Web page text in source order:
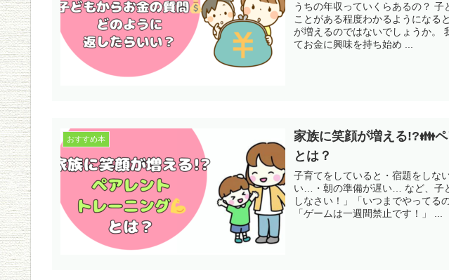
うちの年収っていくらあるの？
ことがある程度わかるようになる
が増えるのではないでしょうか。
てお金に興味を持ち始め ...
おすすめ本
家族に笑顔が増える!?👪
とは？
子育てをしていると・宿題をしな
い…・朝の準備が遅い… など、子
しなさい！」「いつまでやってる
「ゲームは一週間禁止です！」 ...